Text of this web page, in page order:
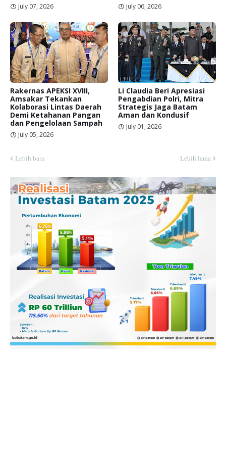
July 07, 2026 July 06, 2026
Rakernas APEKSI XVIII,
Amsakar Tekankan
Kolaborasi Lintas Daerah
Demi Ketahanan Pangan
dan Pengelolaan Sampah
July 05, 2026
Li Claudia Beri Apresiasi
Pengabdian Polri, Mitra
Strategis Jaga Batam
Aman dan Kondusif
July 01, 2026
Lebih baru Lebih lama